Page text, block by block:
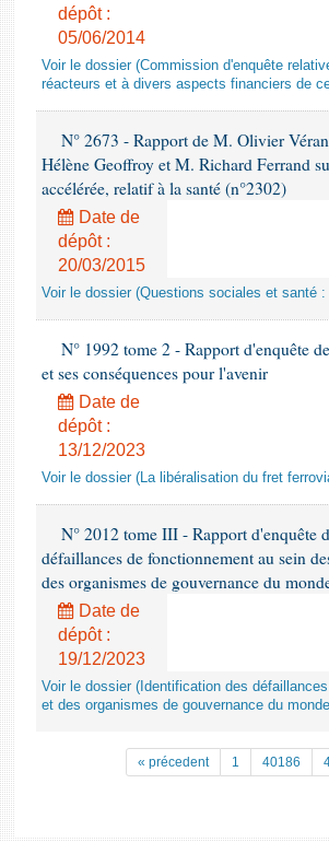
dépôt :
05/06/2014
Voir le dossier (Commission d'enquête
réacteurs et à divers aspects financiers de
N° 2673 - Rapport de M. Olivier
Hélène Geoffroy et M. Richard Ferrand
accélérée, relatif à la santé (n°2302)
Date de
dépôt :
20/03/2015
Voir le dossier (Questions sociales et santé :
N° 1992 tome 2 - Rapport d'enquête
et ses conséquences pour l'avenir
Date de
dépôt :
13/12/2023
Voir le dossier (La libéralisation du fret
N° 2012 tome III - Rapport d'enquête
défaillances de fonctionnement au sein
des organismes de gouvernance du
Date de
dépôt :
19/12/2023
Voir le dossier (Identification des
et des organismes de gouvernance du
« précedent 1 40186